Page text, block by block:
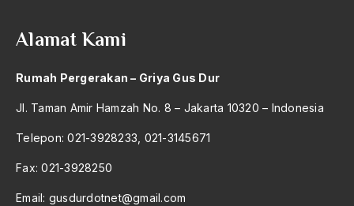
Alamat Kami
Rumah Pergerakan – Griya Gus Dur
Jl. Taman Amir Hamzah No. 8 – Jakarta 10320 – Indonesia
Telepon: 021-3928233, 021-3145671
Fax: 021-3928250
Email: gusdurdotnet@gmail.com